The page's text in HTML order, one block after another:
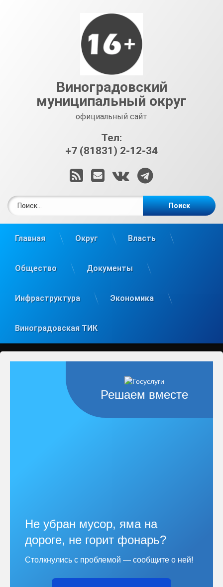
Виноградовский
муниципальный округ
официальный сайт
Тел:
+7 (81831) 2-12-34
RSSE-mailВКонтакте
Telegram
Главная Округ Власть
Общество Документы
Инфраструктура Экономика
Виноградовская ТИК
Решаем вместе
Не убран мусор, яма на
дороге, не горит фонарь?
Столкнулись с проблемой — сообщите о ней!